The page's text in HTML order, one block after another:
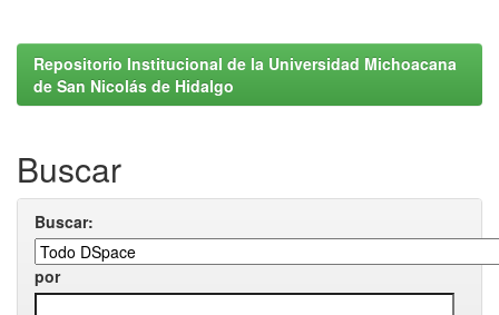
Repositorio Institucional de la Universidad Michoacana
de San Nicolás de Hidalgo
Buscar
Buscar:
por